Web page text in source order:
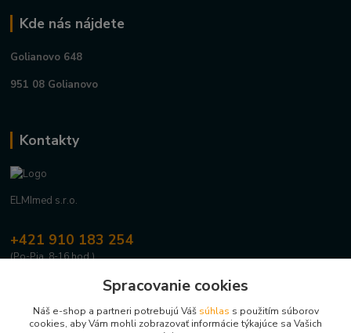
Kde nás nájdete
Golianovo 648
951 08 Golianovo
Kontakty
ELMImed s.r.o.
+421 910 183 254
(Po-Pia, 8-16 hod.)
info@elmimed.skSpracovanie cookies
Náš e-shop a partneri potrebujú Váš súhlas s použitím súborov
cookies, aby Vám mohli zobrazovať informácie týkajúce sa Vašich